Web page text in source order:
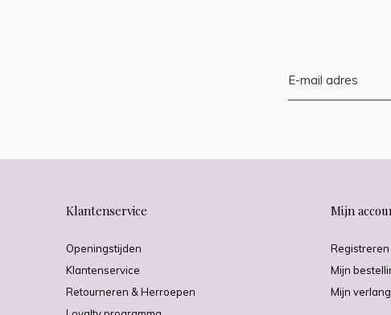
Klantenservice
Openingstijden
Klantenservice
Retourneren & Herroepen
Mijn
Registreren
Mijn
Mijn